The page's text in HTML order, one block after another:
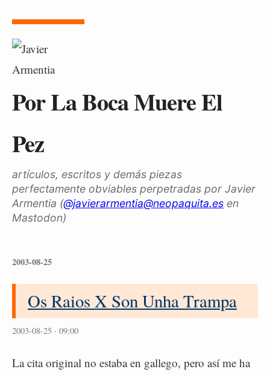
Por La Boca Muere El
Pez
artículos, escritos y demás piezas
perfectamente obviables perpetradas por Javier
Armentia (@javierarmentia@neopaquita.es en
Mastodon)
2003-08-25
Os Raios X Son Unha Trampa
2003-08-25 · 09:00
La cita original no estaba en gallego, pero así me ha